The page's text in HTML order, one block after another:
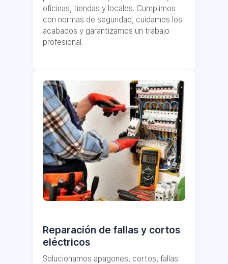
oficinas, tiendas y locales. Cumplimos
con normas de seguridad, cuidamos los
acabados y garantizamos un trabajo
profesional.
Reparación de fallas y cortos
eléctricos
Solucionamos apagones, cortos, fallas